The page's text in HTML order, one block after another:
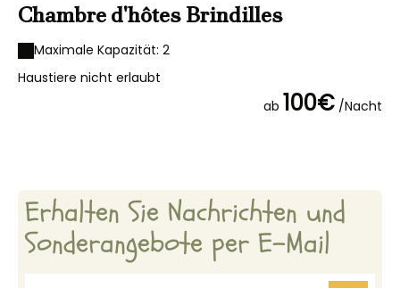
Chambre d'hôtes Brindilles
Maximale Kapazität: 2
Haustiere nicht erlaubt
ab 100€ /Nacht
Erhalten Sie Nachrichten und
Sonderangebote per E-Mail